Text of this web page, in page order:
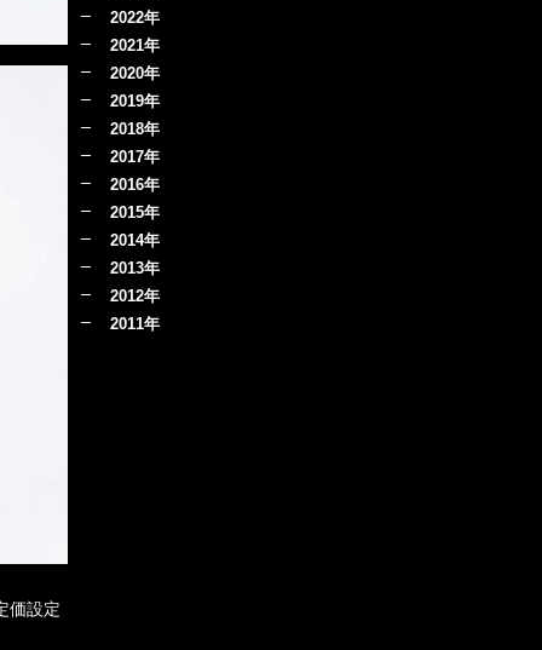
価設定
2022年
2021年
2020年
2019年
2018年
2017年
2016年
2015年
2014年
2013年
2012年
2011年